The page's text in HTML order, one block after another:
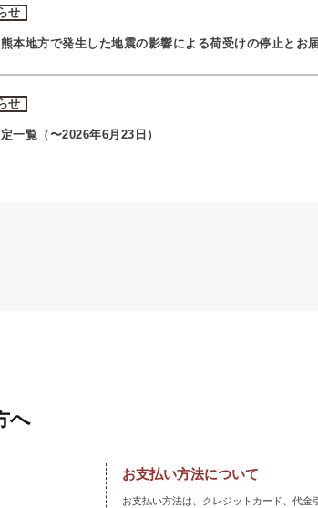
せ
熊本地方で発生した地震の影響による荷受けの停止とお
せ
一覧（〜2026年6月23日）
へ
お支払い方法について
お支払い方法は、クレジットカード、代金